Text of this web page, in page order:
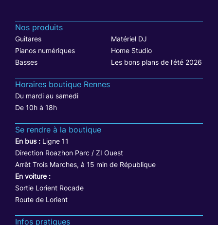
Nos produits
Guitares
Matériel DJ
Pianos numériques
Home Studio
Basses
Les bons plans de l’été 2026
Horaires boutique Rennes
Du mardi au samedi
De 10h à 18h
Se rendre à la boutique
En bus : Ligne 11
Direction Roazhon Parc / ZI Ouest
Arrêt Trois Marches, à 15 min de République
En voiture :
Sortie Lorient Rocade
Route de Lorient
Infos pratiques